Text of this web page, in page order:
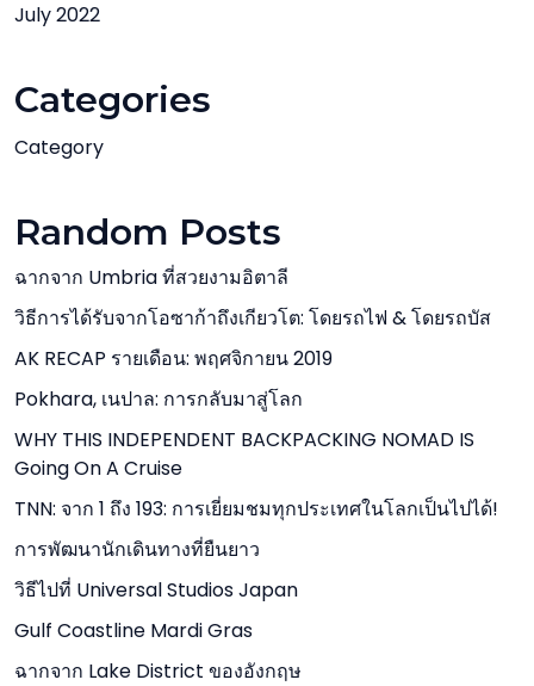
July 2022
Categories
Category
Random Posts
ฉากจาก Umbria ที่สวยงามอิตาลี
วิธีการได้รับจากโอซาก้าถึงเกียวโต: โดยรถไฟ & โดยรถบัส
AK RECAP รายเดือน: พฤศจิกายน 2019
Pokhara, เนปาล: การกลับมาสู่โลก
WHY THIS INDEPENDENT BACKPACKING NOMAD IS
Going On A Cruise
TNN: จาก 1 ถึง 193: การเยี่ยมชมทุกประเทศในโลกเป็นไปได้!
การพัฒนานักเดินทางที่ยืนยาว
วิธีไปที่ Universal Studios Japan
Gulf Coastline Mardi Gras
ฉากจาก Lake District ของอังกฤษ